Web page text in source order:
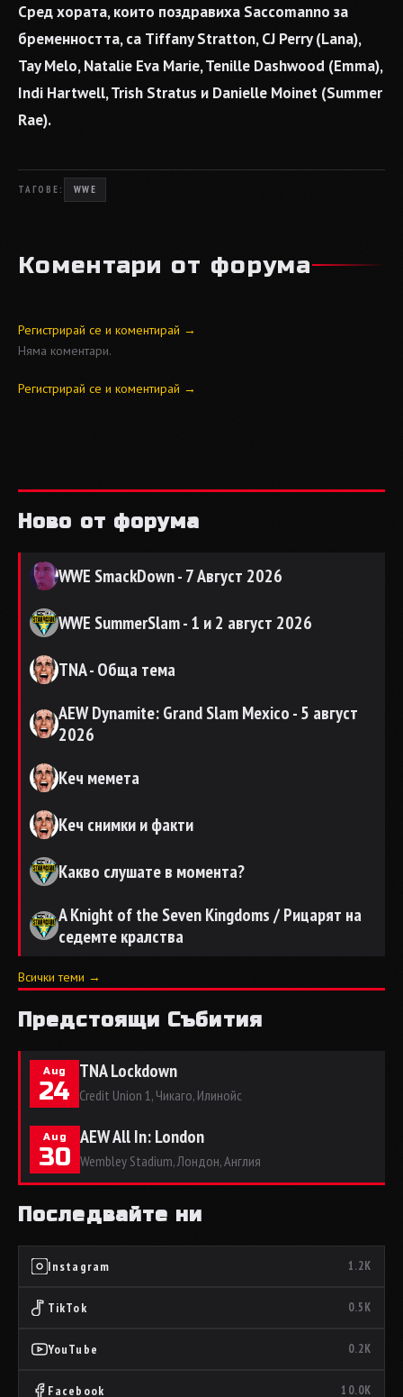
Сред хората, които поздравиха Saccomanno за
бременността, са Tiffany Stratton, CJ Perry (Lana),
Tay Melo, Natalie Eva Marie, Tenille Dashwood (Emma),
Indi Hartwell, Trish Stratus и Danielle Moinet (Summer
Rae).
ТАГОВЕ: WWE
Коментари от форума
Регистрирай се и коментирай →
Няма коментари.
Регистрирай се и коментирай →
Ново от форума
WWE SmackDown - 7 Август 2026
WWE SummerSlam - 1 и 2 август 2026
TNA - Обща тема
AEW Dynamite: Grand Slam Mexico - 5 август
2026
Кеч мемета
Кеч снимки и факти
Какво слушате в момента?
A Knight of the Seven Kingdoms / Рицарят на
седемте кралства
Всички теми →
Предстоящи Събития
Aug
24
TNA Lockdown
Credit Union 1, Чикаго, Илинойс
Aug
30
AEW All In: London
Wembley Stadium, Лондон, Англия
Последвайте ни
Instagram 1.2K
TikTok 0.5K
YouTube 0.2K
Facebook 10.0K